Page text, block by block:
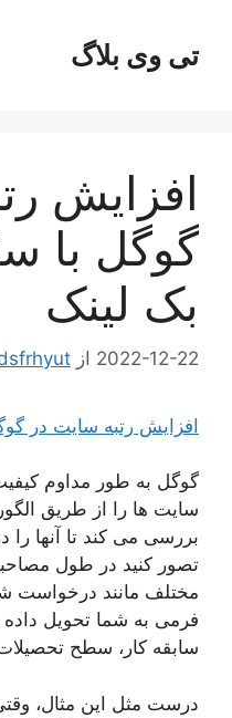
محتواتی وی بلاگ
افزایش
گوگل با
بک لینک
2022-12-22 از
افزایش رتبه سایت در
گوگل به طور مداوم
سایت ها را از طریق
بررسی می کند تا آنها را
تصور کنید در طول
مختلف مانند
فرمی به شما تحویل
سابقه کار، سطح
درست مثل این مثال،